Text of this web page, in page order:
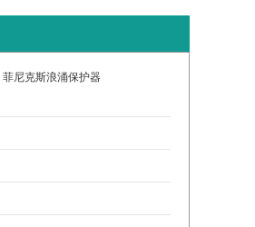
菲尼克斯浪涌保护器